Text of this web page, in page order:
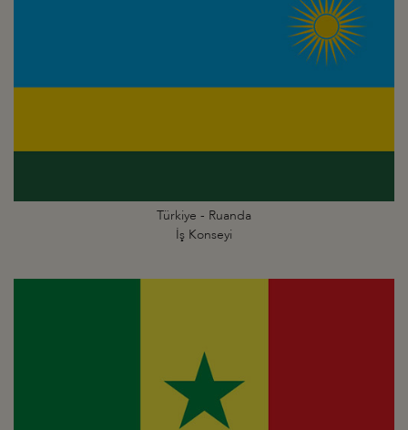
Türkiye - Ruanda
İş Konseyi